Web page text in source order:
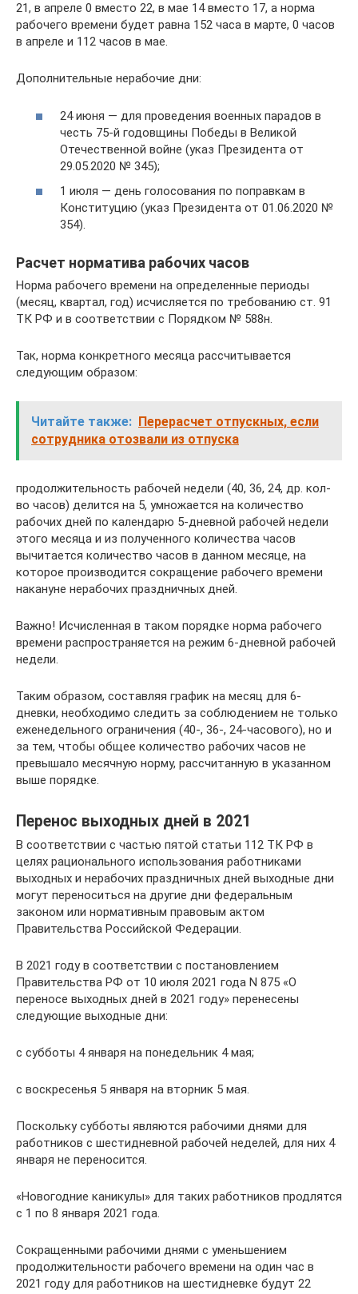
21, в апреле 0 вместо 22, в мае 14 вместо 17, а норма
рабочего времени будет равна 152 часа в марте, 0 часов
в апреле и 112 часов в мае.
Дополнительные нерабочие дни:
24 июня — для проведения военных парадов в
честь 75-й годовщины Победы в Великой
Отечественной войне (указ Президента от
29.05.2020 № 345);
1 июля — день голосования по поправкам в
Конституцию (указ Президента от 01.06.2020 №
354).
Расчет норматива рабочих часов
Норма рабочего времени на определенные периоды
(месяц, квартал, год) исчисляется по требованию ст. 91
ТК РФ и в соответствии с Порядком № 588н.
Так, норма конкретного месяца рассчитывается
следующим образом:
Читайте также: Перерасчет отпускных, если
сотрудника отозвали из отпуска
продолжительность рабочей недели (40, 36, 24, др. кол-
во часов) делится на 5, умножается на количество
рабочих дней по календарю 5-дневной рабочей недели
этого месяца и из полученного количества часов
вычитается количество часов в данном месяце, на
которое производится сокращение рабочего времени
накануне нерабочих праздничных дней.
Важно! Исчисленная в таком порядке норма рабочего
времени распространяется на режим 6-дневной рабочей
недели.
Таким образом, составляя график на месяц для 6-
дневки, необходимо следить за соблюдением не только
еженедельного ограничения (40-, 36-, 24-часового), но и
за тем, чтобы общее количество рабочих часов не
превышало месячную норму, рассчитанную в указанном
выше порядке.
Перенос выходных дней в 2021
В соответствии с частью пятой статьи 112 ТК РФ в
целях рационального использования работниками
выходных и нерабочих праздничных дней выходные дни
могут переноситься на другие дни федеральным
законом или нормативным правовым актом
Правительства Российской Федерации.
В 2021 году в соответствии с постановлением
Правительства РФ от 10 июля 2021 года N 875 «О
переносе выходных дней в 2021 году» перенесены
следующие выходные дни:
с субботы 4 января на понедельник 4 мая;
с воскресенья 5 января на вторник 5 мая.
Поскольку субботы являются рабочими днями для
работников с шестидневной рабочей неделей, для них 4
января не переносится.
«Новогодние каникулы» для таких работников продлятся
с 1 по 8 января 2021 года.
Сокращенными рабочими днями с уменьшением
продолжительности рабочего времени на один час в
2021 году для работников на шестидневке будут 22